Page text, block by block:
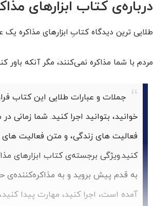
درباره‌ی کتاب ابزارهای
طلایی‌ ترین دیدگاه کتابِ ابزارهای مذاکره
مردم با شما مذاکره نمی‌کنند، مگر آنکه
جملات و عبارات طلایی این کتاب
خوانید، بتوانید اجرا کنید. شما
فعالیت های زندگی، و متن فعالیت های
کنید.ویژگی برجسته‌ی کتاب ابزارهای
به قدم پیش بروید و به مذاکره‌کننده‌ی
آمده است، اجرا کنید، مهارت پیدا